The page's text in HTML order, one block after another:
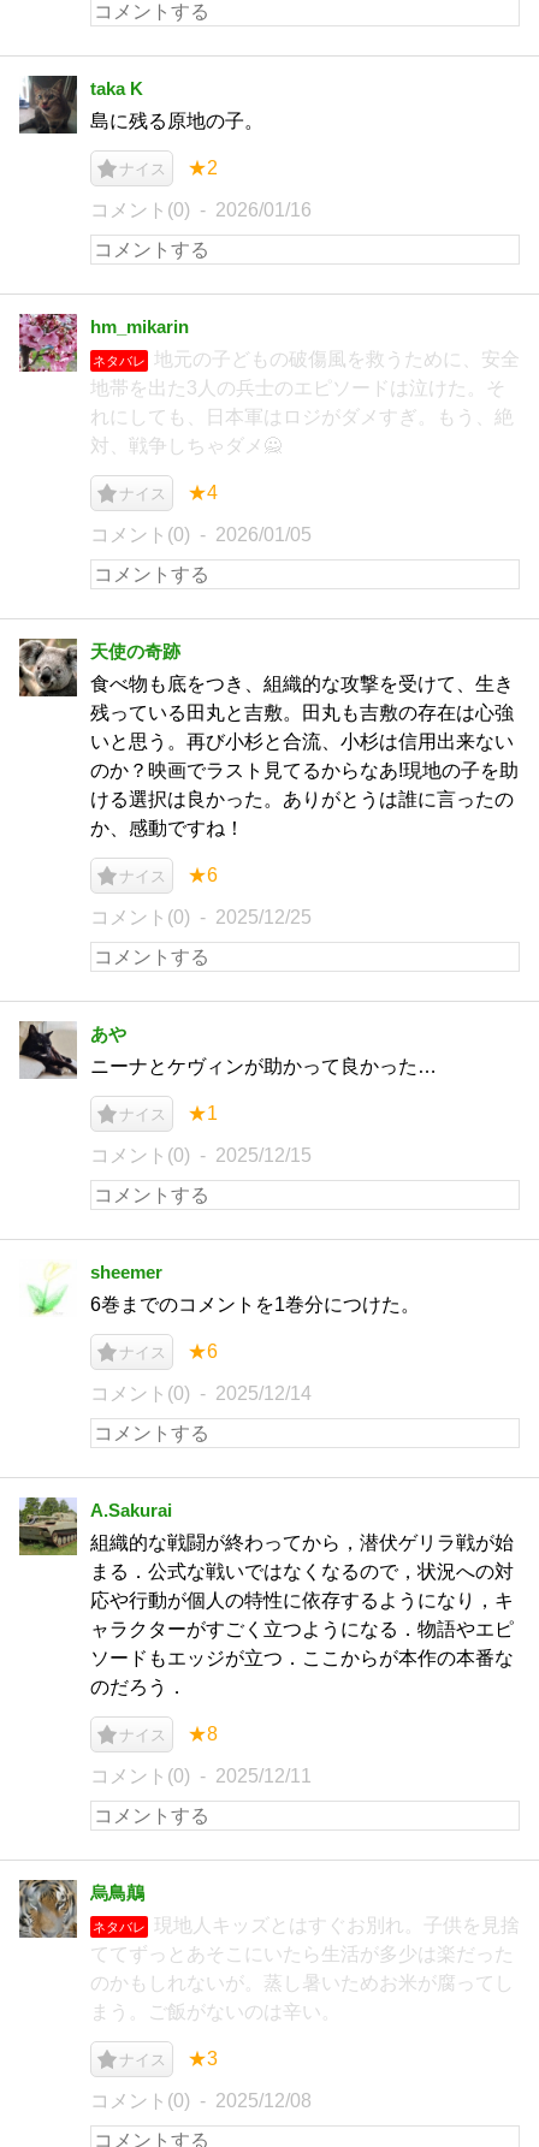
taka K
島に残る原地の子。
ナイス ★2
コメント(0) 2026/01/16
hm_mikarin
ネタバレ
地元の子どもの破傷風を救うために、安全
地帯を出た3人の兵士のエピソードは泣けた。そ
れにしても、日本軍はロジがダメすぎ。もう、絶
対、戦争しちゃダメ🙅
ナイス ★4
コメント(0) 2026/01/05
天使の奇跡
食べ物も底をつき、組織的な攻撃を受けて、生き
残っている田丸と吉敷。田丸も吉敷の存在は心強
いと思う。再び小杉と合流、小杉は信用出来ない
のか？映画でラスト見てるからなあ!現地の子を助
ける選択は良かった。ありがとうは誰に言ったの
か、感動ですね！
ナイス ★6
コメント(0) 2025/12/25
あや
ニーナとケヴィンが助かって良かった…
ナイス ★1
コメント(0) 2025/12/15
sheemer
6巻までのコメントを1巻分につけた。
ナイス ★6
コメント(0) 2025/12/14
A.Sakurai
組織的な戦闘が終わってから，潜伏ゲリラ戦が始
まる．公式な戦いではなくなるので，状況への対
応や行動が個人の特性に依存するようになり，キ
ャラクターがすごく立つようになる．物語やエピ
ソードもエッジが立つ．ここからが本作の本番な
のだろう．
ナイス ★8
コメント(0) 2025/12/11
烏鳥鷏
ネタバレ
現地人キッズとはすぐお別れ。子供を見捨
ててずっとあそこにいたら生活が多少は楽だった
のかもしれないが。蒸し暑いためお米が腐ってし
まう。ご飯がないのは辛い。
ナイス ★3
コメント(0) 2025/12/08